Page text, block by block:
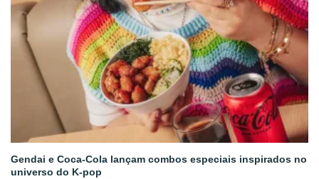
Gendai e Coca-Cola lançam combos especiais inspirados no
universo do K-pop